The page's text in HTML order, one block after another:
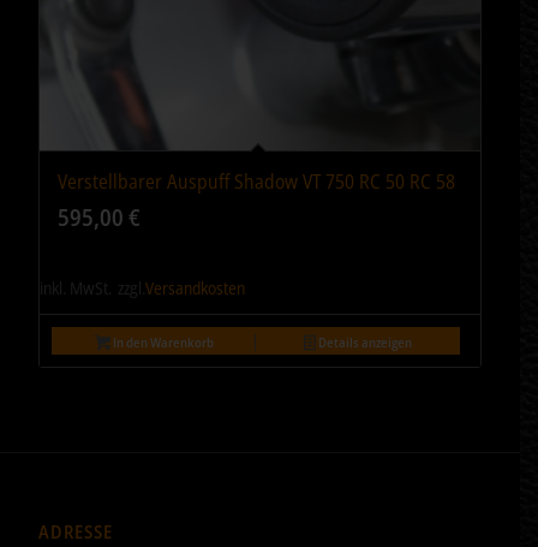
Verstellbarer Auspuff Shadow VT 750 RC 50 RC 58
595,00€
inkl. MwSt. zzgl.Versandkosten
In den Warenkorb Details anzeigen
ADRESSE